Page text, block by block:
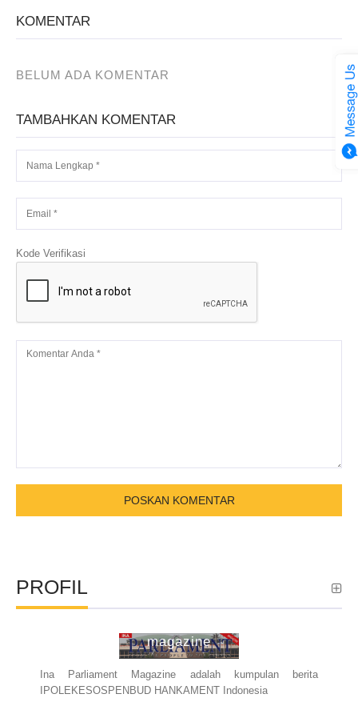
KOMENTAR
BELUM ADA KOMENTAR
TAMBAHKAN KOMENTAR
Kode Verifikasi
PROFIL
magazine
Ina Parliament Magazine adalah kumpulan berita
IPOLEKESOSPENBUD HANKAMENT Indonesia